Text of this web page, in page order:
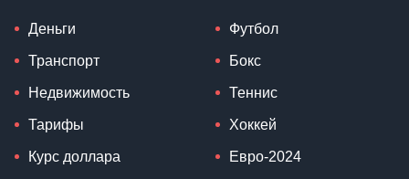
Деньги
Транспорт
Недвижимость
Тарифы
Курс доллара
Футбол
Бокс
Теннис
Хоккей
Евро-2024